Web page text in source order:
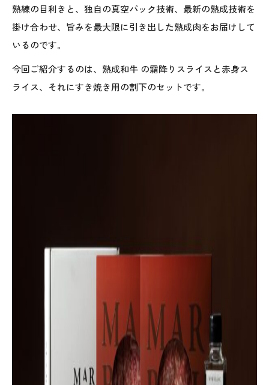
熟練の目利きと、独自の真空パック技術、最新の熟成技術を
掛け合わせ、旨みを最大限に引き出した熟成肉をお届けして
いるのです。
今回ご紹介するのは、熟成和牛 の霜降りスライスと赤身ス
ライス、それにすき焼き用の割下のセットです。